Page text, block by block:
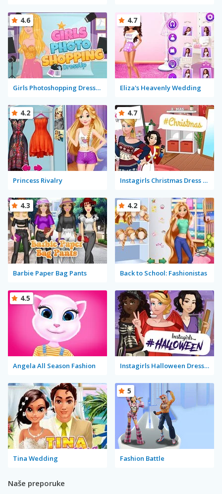
Girls Photoshopping Dressup
4.6
Eliza's Heavenly Wedding
4.7
Princess Rivalry
4.2
Instagirls Christmas Dress Up
4.7
Barbie Paper Bag Pants
4.3
Back to School: Fashionistas
4.2
Angela All Season Fashion
4.5
Instagirls Halloween Dress Up
Tina Wedding Fashion Battle
5
Naše preporuke